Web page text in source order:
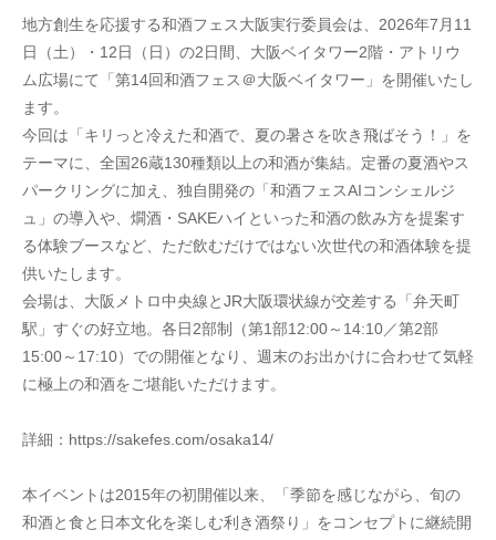
地方創生を応援する和酒フェス大阪実行委員会は、2026年7月11
日（土）・12日（日）の2日間、大阪ベイタワー2階・アトリウ
ム広場にて「第14回和酒フェス＠大阪ベイタワー」を開催いたし
ます。
今回は「キリっと冷えた和酒で、夏の暑さを吹き飛ばそう！」を
テーマに、全国26蔵130種類以上の和酒が集結。定番の夏酒やス
パークリングに加え、独自開発の「和酒フェスAIコンシェルジ
ュ」の導入や、燗酒・SAKEハイといった和酒の飲み方を提案す
る体験ブースなど、ただ飲むだけではない次世代の和酒体験を提
供いたします。
会場は、大阪メトロ中央線とJR大阪環状線が交差する「弁天町
駅」すぐの好立地。各日2部制（第1部12:00～14:10／第2部
15:00～17:10）での開催となり、週末のお出かけに合わせて気軽
に極上の和酒をご堪能いただけます。
詳細：https://sakefes.com/osaka14/
本イベントは2015年の初開催以来、「季節を感じながら、旬の
和酒と食と日本文化を楽しむ利き酒祭り」をコンセプトに継続開